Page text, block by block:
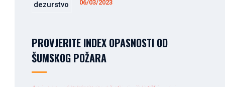
06/03/2023
PROVJERITE INDEX OPASNOSTI OD
ŠUMSKOG POŽARA